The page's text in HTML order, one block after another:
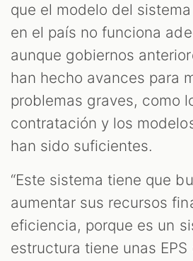
que el modelo del
en el país no funciona
aunque gobiernos
han hecho avances para
problemas graves, como
contratación y los
han sido suficientes.
“Este sistema tiene que
aumentar sus recursos
eficiencia, porque es un
estructura tiene unas